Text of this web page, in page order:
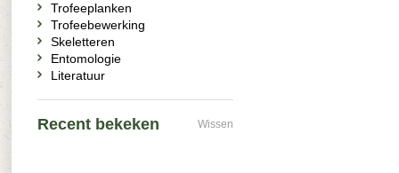
Trofeeplanken
Trofeebewerking
Skeletteren
Entomologie
Literatuur
Recent bekeken Wissen